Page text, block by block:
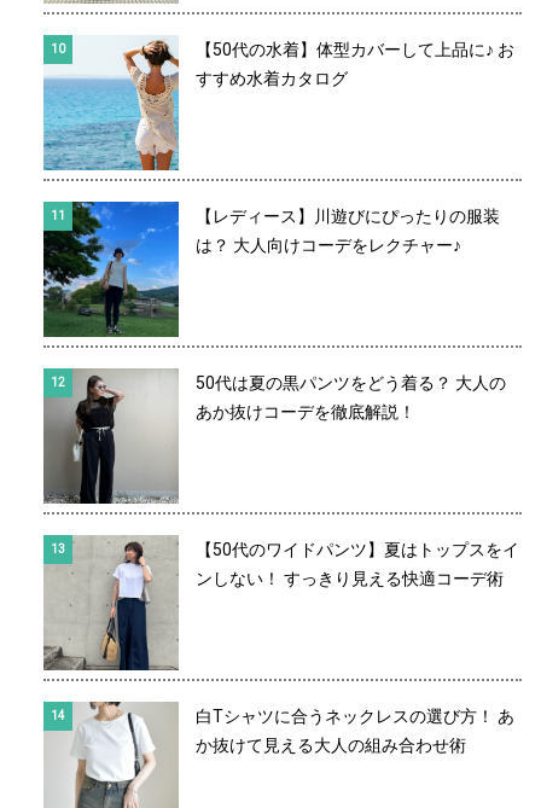
【50代の水着】体型カバーして上品に♪ お
すすめ水着カタログ
【レディース】川遊びにぴったりの服装
は？ 大人向けコーデをレクチャー♪
50代は夏の黒パンツをどう着る？ 大人の
あか抜けコーデを徹底解説！
【50代のワイドパンツ】夏はトップスをイ
ンしない！ すっきり見える快適コーデ術
白Tシャツに合うネックレスの選び方！ あ
か抜けて見える大人の組み合わせ術